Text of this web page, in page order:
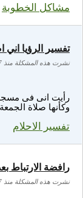
مشاكل الخطوبة
رأيت انى فى مسجد
وكأنها صلاة
تفسير الاحلام
تفسير الرؤيا
نشرت هذه المشكلة منذ 7 سنة
رافضة الارتباط
نشرت هذه المشكلة منذ 7 سنة